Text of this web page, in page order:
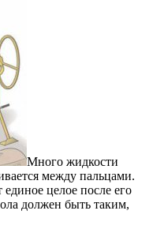
Много жидкости
между пальцами.
целое после его
должен быть таким,